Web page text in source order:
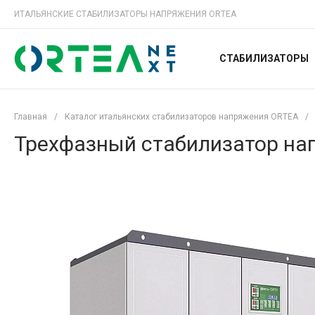
ИТАЛЬЯНСКИЕ СТАБИЛИЗАТОРЫ НАПРЯЖЕНИЯ ORTEA
СТАБИЛИЗАТОРЫ
Главная / Каталог итальянских стабилизаторов напряжения ORTEA /
Трехфазный стабилизатор